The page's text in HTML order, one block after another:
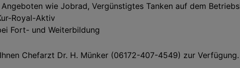
wie Jobrad, Vergünstigtes Tanken auf dem
Royal-Aktiv
Fort- und Weiterbildung
Chefarzt Dr. H. Münker (06172-407-4549) zur Verfügung.